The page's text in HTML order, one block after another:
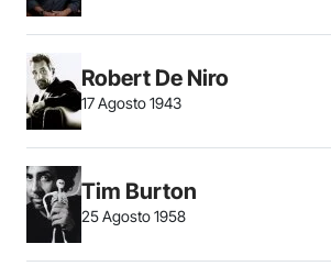
Robert De Niro
17 Agosto 1943
Tim Burton
25 Agosto 1958